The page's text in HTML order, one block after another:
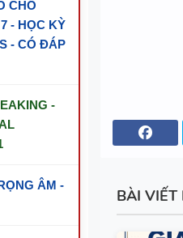
CHỖ
- HỌC KỲ
- CÓ ĐÁP
-
ÂM -
BÀI VIẾT